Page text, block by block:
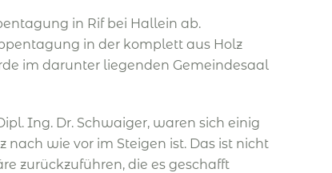
in Rif bei Hallein ab.
in der komplett aus Holz
im darunter liegenden Gemeindesaal
Ing. Dr. Schwaiger, waren sich einig
wie vor im Steigen ist. Das ist nicht
zurückzuführen, die es geschafft